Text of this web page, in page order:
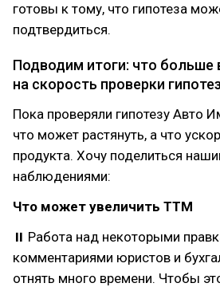
готовы к тому, что гипотеза
подтвердиться.
Подводим итоги: что больше
на скорость проверки
Пока проверяли гипотезу Авто
что может растянуть, а что
продукта. Хочу поделиться
наблюдениями:
Что может увеличить ТТМ
⏸ Работа над некоторыми
комментариями юристов и
отнять много времени. Чтобы